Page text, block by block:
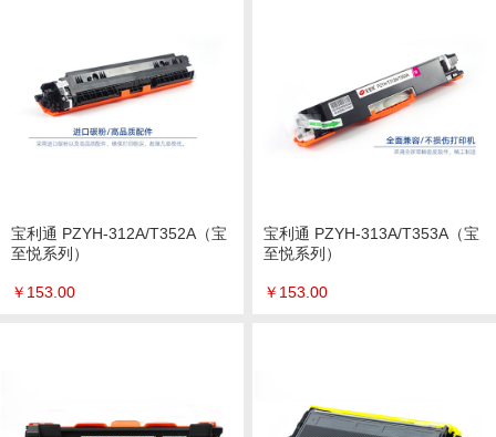
宝利通 PZYH-312A/T352A（宝
至悦系列）
￥ 153.00
宝利通 PZYH-313A/T353A（宝
至悦系列）
￥ 153.00